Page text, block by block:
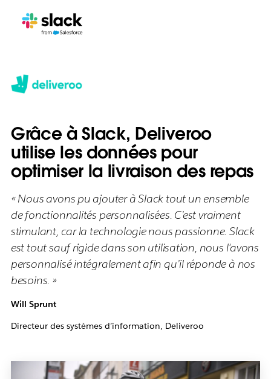
Grâce à Slack, Deliveroo
utilise les données pour
optimiser la livraison des repas
« Nous avons pu ajouter à Slack tout un ensemble
de fonctionnalités personnalisées. C’est vraiment
stimulant, car la technologie nous passionne. Slack
est tout sauf rigide dans son utilisation, nous l'avons
personnalisé intégralement afin qu’il réponde à nos
besoins. »
Will Sprunt
Directeur des systèmes d’information, Deliveroo